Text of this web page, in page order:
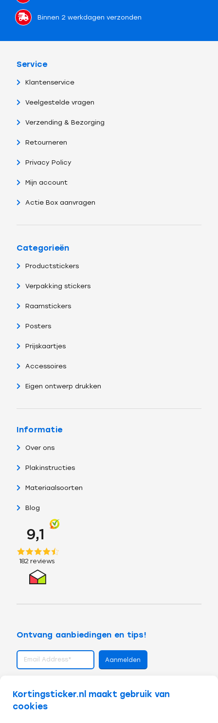
Kortingsticker.nl maakt gebruik van
cookies
Binnen 2 werkdagen verzonden
Service
Klantenservice
Veelgestelde vragen
Verzending & Bezorging
Retourneren
Privacy Policy
Mijn account
Actie Box aanvragen
Categorieën
Productstickers
Verpakking stickers
Raamstickers
Posters
Prijskaartjes
Accessoires
Eigen ontwerp drukken
Informatie
Over ons
Plakinstructies
Materiaalsoorten
Blog
Ontvang aanbiedingen en tips!